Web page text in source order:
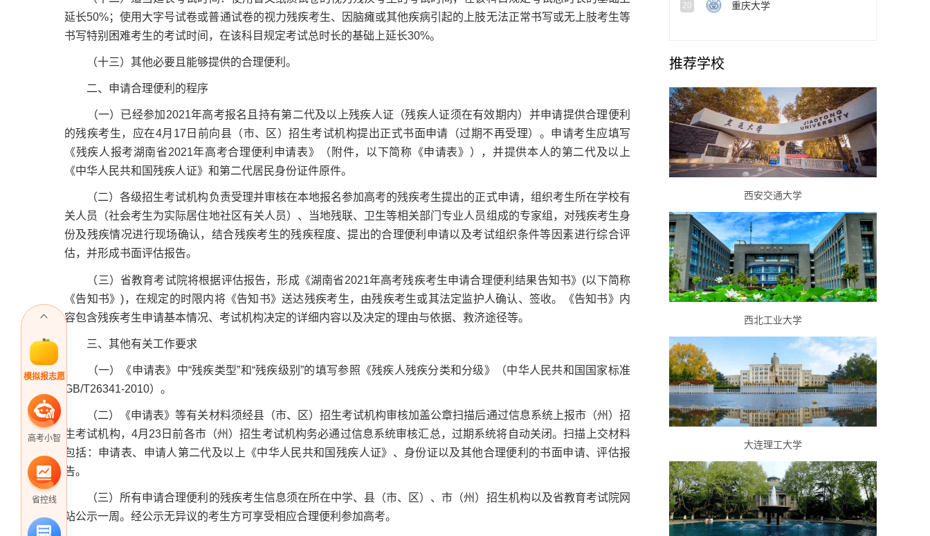
模拟报志愿
高考小智
省控线
延长50%；使用大字号试卷或普通试卷的视力残疾考生、因脑瘫或其他疾病引起的上肢无法正常书写或无上肢考生等
书写特别困难考生的考试时间，在该科目规定考试总时长的基础上延长30%。
（十三）其他必要且能够提供的合理便利。
二、申请合理便利的程序
（一）已经参加2021年高考报名且持有第二代及以上残疾人证（残疾人证须在有效期内）并申请提供合理便利
的残疾考生，应在4月17日前向县（市、区）招生考试机构提出正式书面申请（过期不再受理）。申请考生应填写
《残疾人报考湖南省2021年高考合理便利申请表》（附件，以下简称《申请表》），并提供本人的第二代及以上
《中华人民共和国残疾人证》和第二代居民身份证件原件。
（二）各级招生考试机构负责受理并审核在本地报名参加高考的残疾考生提出的正式申请，组织考生所在学校有
关人员（社会考生为实际居住地社区有关人员）、当地残联、卫生等相关部门专业人员组成的专家组，对残疾考生身
份及残疾情况进行现场确认，结合残疾考生的残疾程度、提出的合理便利申请以及考试组织条件等因素进行综合评
估，并形成书面评估报告。
（三）省教育考试院将根据评估报告，形成《湖南省2021年高考残疾考生申请合理便利结果告知书》(以下简称
《告知书》)，在规定的时限内将《告知书》送达残疾考生，由残疾考生或其法定监护人确认、签收。《告知书》内
容包含残疾考生申请基本情况、考试机构决定的详细内容以及决定的理由与依据、救济途径等。
三、其他有关工作要求
（一）《申请表》中“残疾类型”和“残疾级别”的填写参照《残疾人残疾分类和分级》（中华人民共和国国家标准
GB/T26341-2010）。
（二）《申请表》等有关材料须经县（市、区）招生考试机构审核加盖公章扫描后通过信息系统上报市（州）招
生考试机构，4月23日前各市（州）招生考试机构务必通过信息系统审核汇总，过期系统将自动关闭。扫描上交材料
包括：申请表、申请人第二代及以上《中华人民共和国残疾人证》、身份证以及其他合理便利的书面申请、评估报
告。
（三）所有申请合理便利的残疾考生信息须在所在中学、县（市、区）、市（州）招生机构以及省教育考试院网
站公示一周。经公示无异议的考生方可享受相应合理便利参加高考。
20 重庆大学
推荐学校
西安交通大学
西北工业大学
大连理工大学